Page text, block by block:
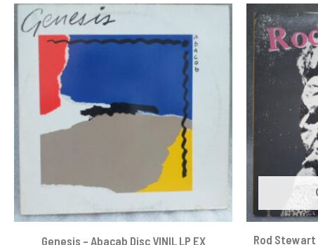
Genesis – Abacab Disc VINIL LP EX
Rod Stewart